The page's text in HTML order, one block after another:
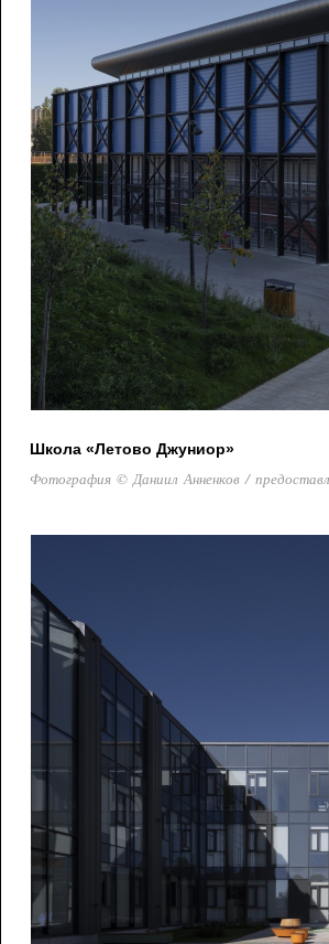
Школа «Летово Джуниор»
Фотография © Даниил Анненков /